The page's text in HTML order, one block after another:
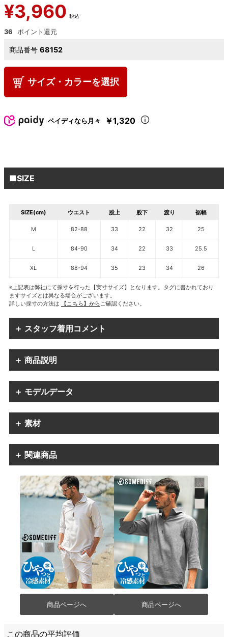
¥3,960 税込
36
商品番号 68152
サイズ・カラーを選択
ペイディなら月々 ￥1,320
■SIZE
SIZE(cm) ウエスト 股上 股下 渡り 裾幅
M 82-88 33 22 32 25
L 84-90 34 22 33 25.5
XL 88-94 35 23 34 26
※上記表は弊社にて採寸を行った【実寸サイズ】となります。タグに書かれており
ますサイズとは異なる場合がございます。
詳しい採寸の方法は
【こちら】からご確認ください。
＋ スタッフ着用コメント
＋ 商品説明
＋ モデルデータ
＋ 素材
＋ 関連商品
商品ページへ 商品ページへ